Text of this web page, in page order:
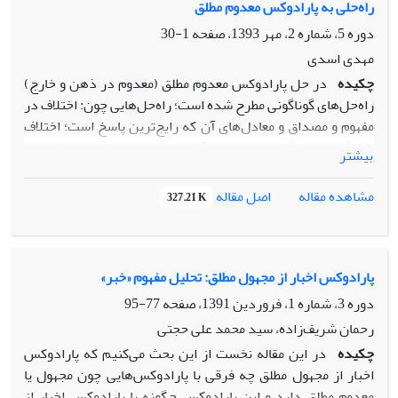
نشان خواهیم داد که خونجی مبدع شیوة اول استنتاج نقیض این
گزاره، و اولین منطق‌‌دانی است که گزارة مردده‌‌المحمول را کشف
کرده است. هم‌چنین نشان خواهیم داد که خونجی شیوة دوم
استنتاج نقیض گزارة موجهة مرکب جزئیه را وام‌دار کشّی بوده
است و دومین منطق‌‌دانی است که از چنین روشی استفاده کرده
است.
راه‌حلی به پارادوکس معدوم مطلق
دوره 5، شماره 2، مهر 1393، صفحه
1-30
مهدی اسدی
چکیده ‌در حل ‌پارادوکس معدوم مطلق (معدوم در ذهن و خارج)
راه‌حل‌های گوناگونی مطرح شده است؛ راه‌حل‌هایی چون: اختلاف در
مفهوم و مصداق و معادل‌های آن که رایج‌ترین پاسخ است؛ اختلاف
در بتّی و غیر بتّی و معادل‌های آن و غیره. این نوشتار با اشاره به
نقدپذیری این راه‌حل‌ها مدعی است راه‌حل درست همان
شناخت‌پذیری عدم‌ مطلق است. این راه‌حل گرچه مورد توجه شمار
اندکی از اندیشمندان نیز بوده است نشان خواهیم داد راه‌حل این
عدة قلیل، به‌ دلیل توجه ‌نکردن به تعریف دقیق و قوی معدوم
اما خود، با جمع‌بندی و تلفیق قوی‌ترین تعریف معدوم مطلق رایج در
فلسفة اسلامی در طی تاریخ، در دیدگاه برگزیده به چهار طریق
شناخت‌پذیری معدوم مطلق را نشان‌ خواهیم داد؛ از طریق: الف)
اصل تناقض؛ ب) عدم بماهو عدم؛ ج) سالبه به انتفای موضوع؛ د)
برهان خلف.
بیشتر
مشاهده مقاله
اصل مقاله 327.21 K
پارادوکس اخبار از مجهول مطلق: تحلیل مفهوم «خبر»
دوره 3، شماره 1، فروردین 1391، صفحه
77-95
رحمان شریف‌زاده، سید محمد علی حجتی
چکیده در این مقاله نخست از این بحث‌ می‌کنیم که پارادوکس
اخبار از مجهول مطلق چه فرقی با پارادوکس‌هایی چون مجهول یا